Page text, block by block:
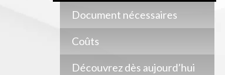
Document nécessaires
Coûts
Découvrez dès aujourd’hui